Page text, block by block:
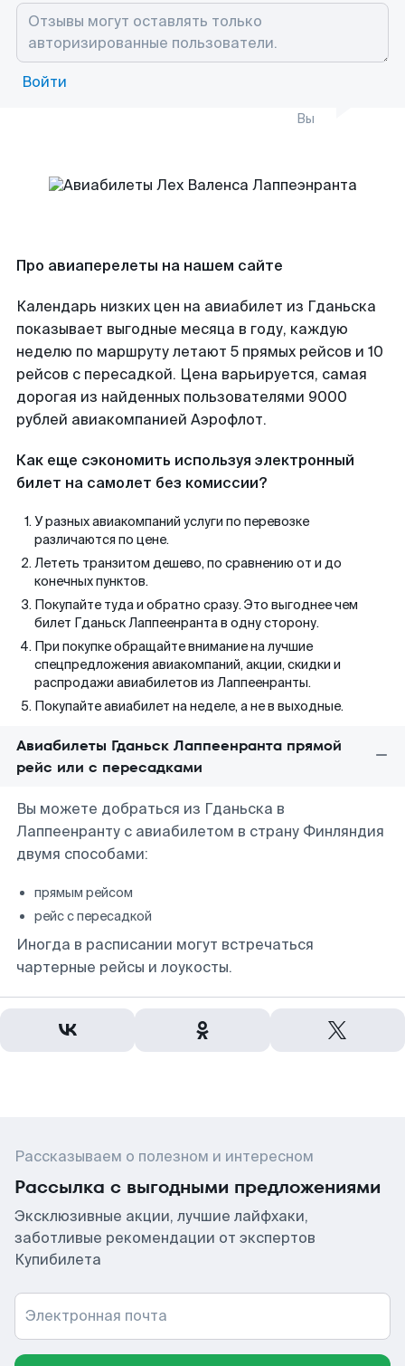
Войти
Вы
Про авиаперелеты на нашем сайте
Календарь низких цен на авиабилет из Гданьска
показывает выгодные месяца в году, каждую
неделю по маршруту летают 5 прямых рейсов и 10
рейсов с пересадкой. Цена варьируется, самая
дорогая из найденных пользователями 9000
рублей авиакомпанией Аэрофлот.
Как еще сэкономить используя электронный
билет на самолет без комиссии?
У разных авиакомпаний услуги по перевозке
различаются по цене.
Лететь транзитом дешево, по сравнению от и до
конечных пунктов.
Покупайте туда и обратно сразу. Это выгоднее чем
билет Гданьск Лаппеенранта в одну сторону.
При покупке обращайте внимание на лучшие
спецпредложения авиакомпаний, акции, скидки и
распродажи авиабилетов из Лаппеенранты.
Покупайте авиабилет на неделе, а не в выходные.
Авиабилеты Гданьск Лаппеенранта прямой
рейс или с пересадками
Вы можете добраться из Гданьска в
Лаппеенранту с авиабилетом в страну Финляндия
двумя способами:
прямым рейсом
рейс с пересадкой
Иногда в расписании могут встречаться
чартерные рейсы и лоукосты.
Рассказываем о полезном и интересном
Рассылка с выгодными предложениями
Эксклюзивные акции, лучшие лайфхаки,
заботливые рекомендации от экспертов
Купибилета
Электронная почта